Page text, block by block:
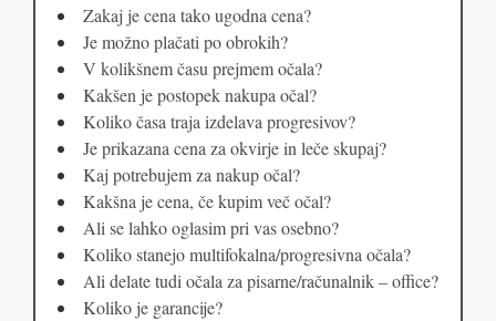
Zakaj je cena tako ugodna cena?
Je možno plačati po obrokih?
V kolikšnem času prejmem očala?
Kakšen je postopek nakupa očal?
Koliko časa traja izdelava progresivov?
Je prikazana cena za okvirje in leče skupaj?
Kaj potrebujem za nakup očal?
Kakšna je cena, če kupim več očal?
Ali se lahko oglasim pri vas osebno?
Koliko stanejo multifokalna/progresivna očala?
Ali delate tudi očala za pisarne/računalnik – office?
Koliko je garancije?